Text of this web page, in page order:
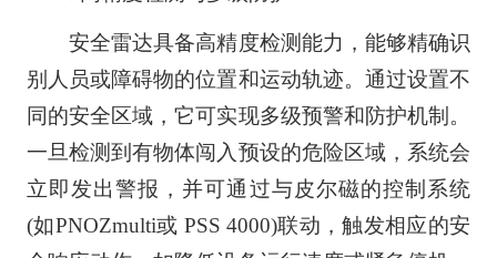
安全雷达具备高精度检测能力，能够精确识
别人员或障碍物的位置和运动轨迹。通过设置不
同的安全区域，它可实现多级预警和防护机制。
一旦检测到有物体闯入预设的危险区域，系统会
立即发出警报，并可通过与皮尔磁的控制系统
(如PNOZmulti或 PSS 4000)联动，触发相应的安